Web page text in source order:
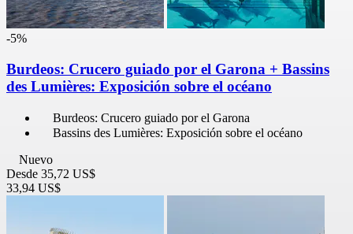
-5%
Burdeos: Crucero guiado por el Garona + Bassins
des Lumières: Exposición sobre el océano
Burdeos: Crucero guiado por el Garona
Bassins des Lumières: Exposición sobre el océano
Nuevo
Desde 35,72 US$
33,94 US$